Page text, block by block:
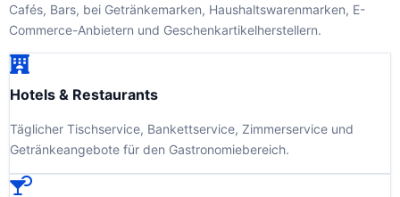
Cafés, Bars, bei Getränkemarken, Haushaltswarenmarken, E-
Commerce-Anbietern und Geschenkartikelherstellern.
Hotels & Restaurants
Täglicher Tischservice, Bankettservice, Zimmerservice und
Getränkeangebote für den Gastronomiebereich.